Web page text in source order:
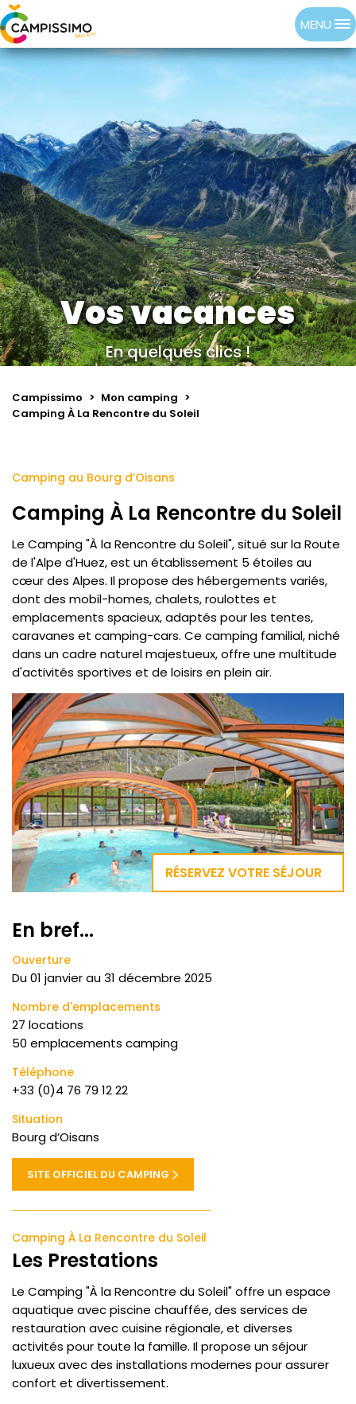
MENU
Vos vacances
En quelques clics !
Campissimo > Mon camping >
Camping À La Rencontre du Soleil
Camping au Bourg d’Oisans
Camping À La Rencontre du Soleil
Le Camping "À la Rencontre du Soleil", situé sur la Route
de l'Alpe d'Huez, est un établissement 5 étoiles au
cœur des Alpes. Il propose des hébergements variés,
dont des mobil-homes, chalets, roulottes et
emplacements spacieux, adaptés pour les tentes,
caravanes et camping-cars. Ce camping familial, niché
dans un cadre naturel majestueux, offre une multitude
d'activités sportives et de loisirs en plein air.
RÉSERVEZ VOTRE SÉJOUR
En bref...
Ouverture
Du01 janvierau31 décembre 2025
Nombre d'emplacements
27 locations
50 emplacements camping
Téléphone
+33 (0)4 76 79 12 22
Situation
Bourg d’Oisans
SITE OFFICIEL DU CAMPING
Camping À La Rencontre du Soleil
Les Prestations
Le Camping "À la Rencontre du Soleil" offre un espace
aquatique avec piscine chauffée, des services de
restauration avec cuisine régionale, et diverses
activités pour toute la famille. Il propose un séjour
luxueux avec des installations modernes pour assurer
confort et divertissement.